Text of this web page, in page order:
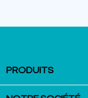
PRODUITS